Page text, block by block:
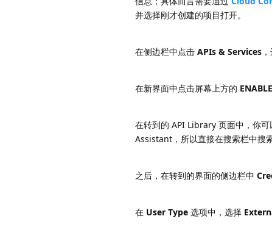
并选择刚才创建的项目打开。
在侧边栏中点击 APIs & Services
在新界面中点击屏幕上方的
在转到的 API Library 页面中，你
Assistant，所以直接在搜索栏中搜
之后，在转到的界面的侧边栏中
在 User Type 选项中，选择